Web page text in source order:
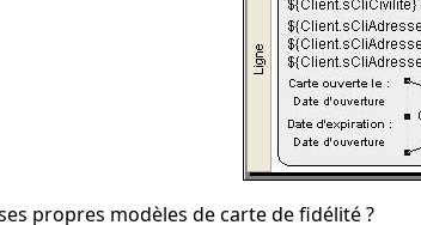
propres modèles de carte de fidélité ?